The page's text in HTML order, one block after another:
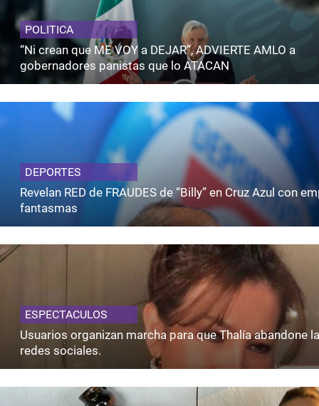
POLITICA
“Ni crean que ME VOY a DEJAR”, ADVIERTE AMLO a
gobernadores panistas que lo ATACAN
DEPORTES
Revelan RED de FRAUDES de “Billy” en Cruz Azul con
fantasmas
ESPECTACULOS
Usuarios organizan marcha para que Thalía abandone
redes sociales.